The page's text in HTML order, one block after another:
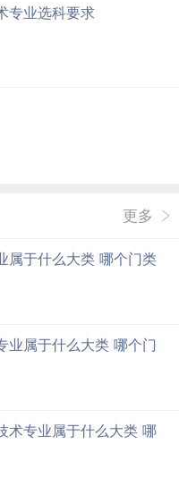
专业选科要求
更多
属于什么大类 哪个门类
业属于什么大类 哪个门
术专业属于什么大类 哪